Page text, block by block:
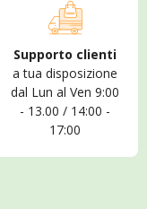
Supporto clienti
a tua disposizione
dal Lun al Ven 9:00
- 13.00 / 14:00 -
17:00